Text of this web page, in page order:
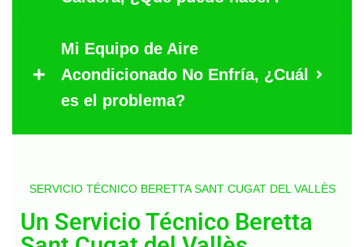
Mi Equipo de Aire
Acondicionado No Enfría, ¿Cuál
es el problema?
SERVICIO TÉCNICO BERETTA SANT CUGAT DEL VALLÈS
Un Servicio Técnico Beretta